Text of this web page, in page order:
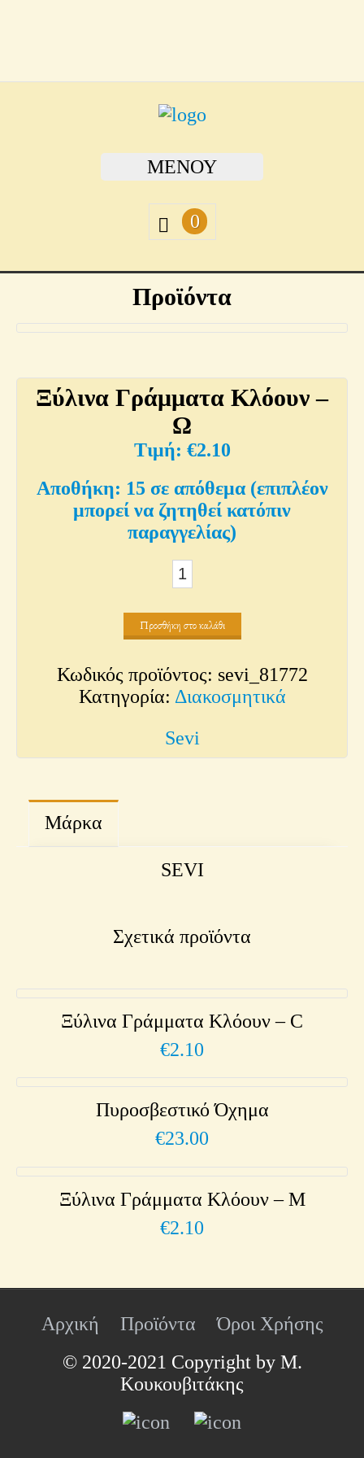
ΜΕΝΟΎ
0
Προϊόντα
Ξύλινα Γράμματα Κλόουν –
Ω
€2.10
15 σε απόθεμα (επιπλέον
μπορεί να ζητηθεί κατόπιν
παραγγελίας)
Ξύλινα
Γράμματα
Κλόουν
–
Ω
ποσότητα
Προσθήκη στο καλάθι
Κωδικός προϊόντος: sevi_81772
Κατηγορία: Διακοσμητικά
Sevi
Μάρκα
SEVI
Σχετικά προϊόντα
Ξύλινα Γράμματα Κλόουν – C
€2.10
Πυροσβεστικό Όχημα
€23.00
Ξύλινα Γράμματα Κλόουν – M
€2.10
Αρχική Προϊόντα
Όροι Χρήσης
© 2020-2021 Copyright by Μ.
Κουκουβιτάκης